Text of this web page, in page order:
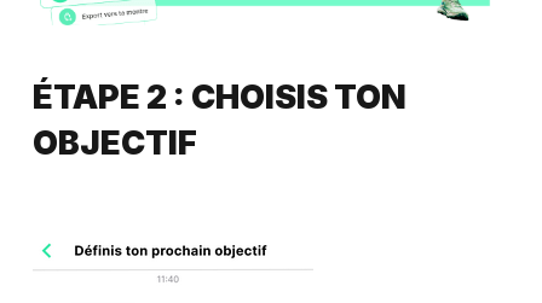
ÉTAPE 2 : CHOISIS TON
OBJECTIF